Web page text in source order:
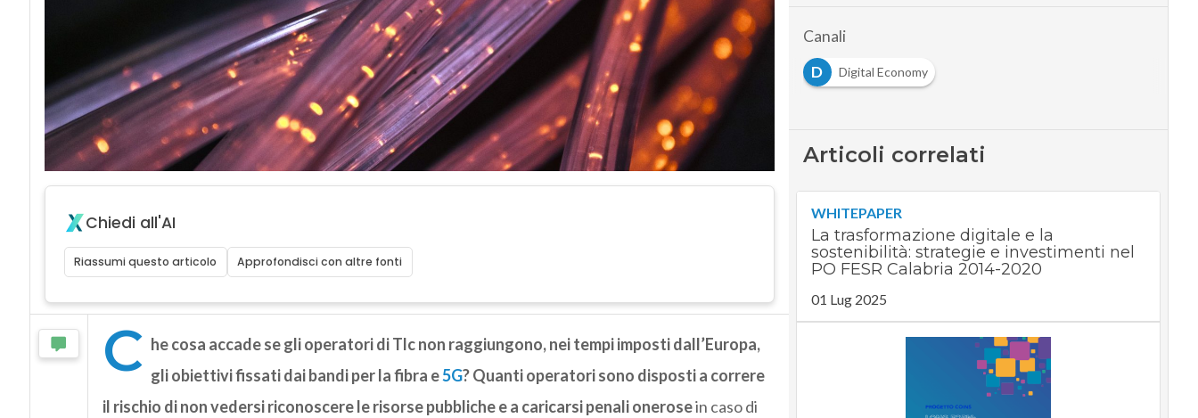
Chiedi all'AI
Riassumi questo articolo Approfondisci con altre fonti
C he cosa accade se gli operatori di Tlc non raggiungono, nei tempi imposti dall’Europa,
gli obiettivifissati dai bandi per la fibra e5G? Quanti operatori sono disposti a correre
il rischio di non vedersi riconoscere le risorse pubbliche e a caricarsi penali onerosein caso di
Canali
D
Digital Economy
Articoli correlati
WHITEPAPER
La trasformazione digitale e la
sostenibilità: strategie e investimenti nel
PO FESR Calabria 2014-2020
01 Lug 2025